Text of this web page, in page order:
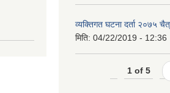
व्यक्तिगत घटना दर्ता २०७५
मिति: 04/22/2019 - 12:36
1 of 5